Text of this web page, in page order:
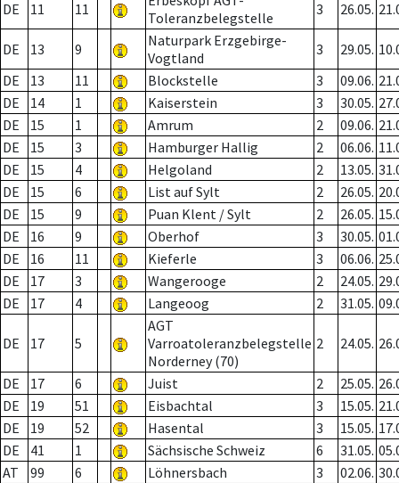
DE 11 11
Toleranzbelegstelle
3 26.05.
DE 13 9
Naturpark Erzgebirge-
Vogtland
3 29.05.
DE
13 11 Blockstelle 3 09.06.
DE
14 1 Kaiserstein 3 30.05.
DE
15 1 Amrum 2 09.06.
DE
15 3 Hamburger Hallig 2 06.06.
DE
15 4 Helgoland 2 13.05.
DE
15 6 List auf Sylt 2 26.05.
DE
15 9 Puan Klent / Sylt 2 26.05.
DE
16 9 Oberhof 3 30.05.
DE
16 11 Kieferle 3 06.06.
DE
17 3 Wangerooge 2 24.05.
DE
17 4 Langeoog 2 31.05.
DE 17 5
AGT
Varroatoleranzbelegstelle
Norderney (70)
2 24.05.
DE 17 6 Juist 2 25.05.
DE
19 51 Eisbachtal 3 15.05.
DE
19 52 Hasental 3 15.05.
DE
41 1 Sächsische Schweiz 6 31.05.
AT
99 6 Löhnersbach 3 02.06.